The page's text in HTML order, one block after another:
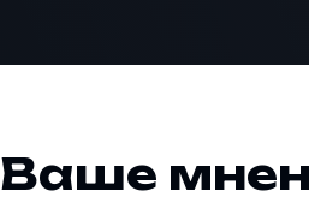
Ваше